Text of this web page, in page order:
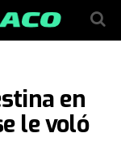
en
le voló